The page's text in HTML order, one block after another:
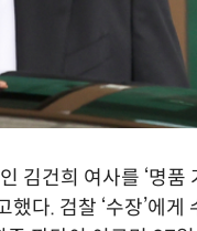
김건희 여사를 ‘명품
다. 검찰 ‘수장’에게